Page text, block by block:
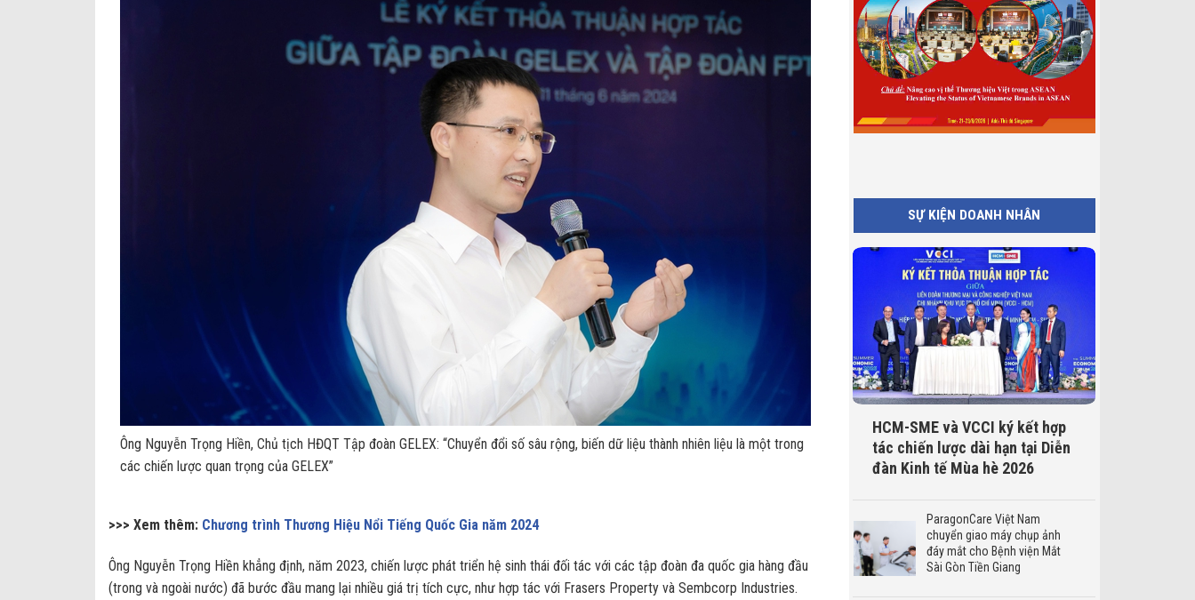
Ông Nguyễn Trọng Hiền, Chủ tịch HĐQT Tập đoàn GELEX: “Chuyển đổi số sâu rộng, biến dữ liệu thành nhiên liệu là một trong
các chiến lược quan trọng của GELEX”
>>> Xem thêm: Chương trình Thương Hiệu Nổi Tiếng Quốc Gia năm 2024
Ông Nguyễn Trọng Hiền khẳng định, năm 2023, chiến lược phát triển hệ sinh thái đối tác với các tập đoàn đa quốc gia hàng đầu
(trong và ngoài nước) đã bước đầu mang lại nhiều giá trị tích cực, như hợp tác với Frasers Property và Sembcorp Industries.
SỰ KIỆN DOANH NHÂN
HCM-SME và VCCI ký kết hợp
tác chiến lược dài hạn tại Diễn
đàn Kinh tế Mùa hè 2026
ParagonCare Việt Nam
chuyển giao máy chụp ảnh
đáy mắt cho Bệnh viện Mắt
Sài Gòn Tiền Giang